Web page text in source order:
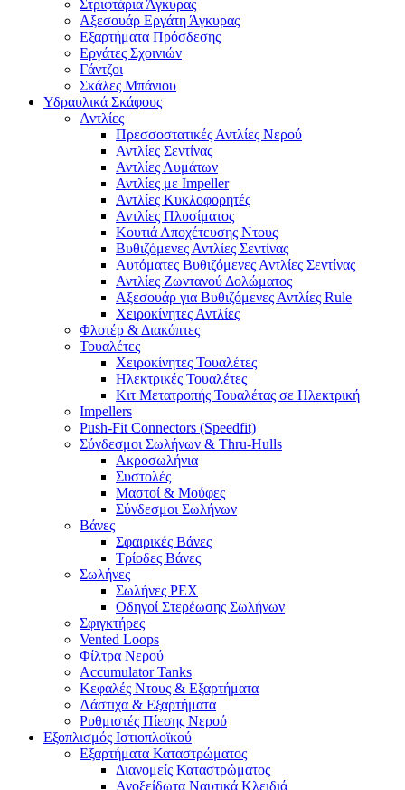
Στριφτάρια Άγκυρας
Αξεσουάρ Εργάτη Άγκυρας
Εξαρτήματα Πρόσδεσης
Εργάτες Σχοινιών
Γάντζοι
Σκάλες Μπάνιου
Υδραυλικά Σκάφους
Αντλίες
Πρεσσοστατικές Αντλίες Νερού
Αντλίες Σεντίνας
Αντλίες Λυμάτων
Αντλίες με Impeller
Αντλίες Κυκλοφορητές
Αντλίες Πλυσίματος
Κουτιά Αποχέτευσης Ντους
Βυθιζόμενες Αντλίες Σεντίνας
Αυτόματες Βυθιζόμενες Αντλίες Σεντίνας
Αντλίες Ζωντανού Δολώματος
Αξεσουάρ για Βυθιζόμενες Αντλίες Rule
Χειροκίνητες Αντλίες
Φλοτέρ & Διακόπτες
Τουαλέτες
Χειροκίνητες Τουαλέτες
Ηλεκτρικές Τουαλέτες
Κιτ Μετατροπής Τουαλέτας σε Ηλεκτρική
Impellers
Push-Fit Connectors (Speedfit)
Σύνδεσμοι Σωλήνων & Thru-Hulls
Ακροσωλήνια
Συστολές
Μαστοί & Μούφες
Σύνδεσμοι Σωλήνων
Βάνες
Σφαιρικές Βάνες
Τρίοδες Βάνες
Σωλήνες
Σωλήνες PEX
Οδηγοί Στερέωσης Σωλήνων
Σφιγκτήρες
Vented Loops
Φίλτρα Νερού
Accumulator Tanks
Κεφαλές Ντους & Εξαρτήματα
Λάστιχα & Εξαρτήματα
Ρυθμιστές Πίεσης Νερού
Εξοπλισμός Ιστιοπλοϊκού
Εξαρτήματα Καταστρώματος
Διανομείς Καταστρώματος
Ανοξείδωτα Ναυτικά Κλειδιά